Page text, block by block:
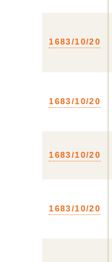
1683/10/20
1683/10/20
1683/10/20
1683/10/20